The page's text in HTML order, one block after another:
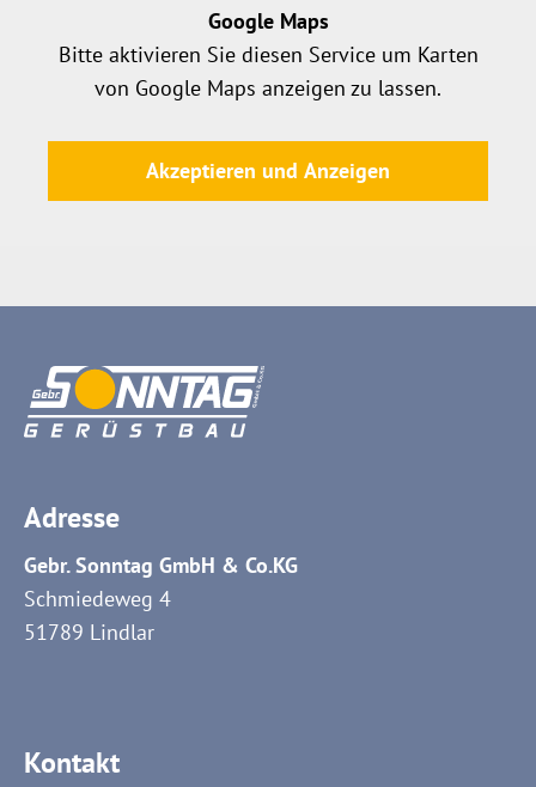
Google Maps
Bitte aktivieren Sie diesen Service um Karten
von Google Maps anzeigen zu lassen.
Akzeptieren und Anzeigen
Adresse
Gebr. Sonntag GmbH & Co.KG
Schmiedeweg 4
51789 Lindlar
Kontakt